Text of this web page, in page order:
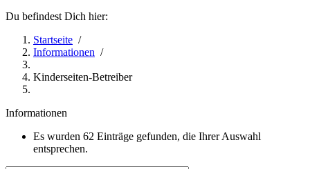
Du befindest Dich hier:
Startseite /
Informationen /
Kinderseiten-Betreiber
Informationen
Es wurden 62 Einträge gefunden, die Ihrer Auswahl
entsprechen.